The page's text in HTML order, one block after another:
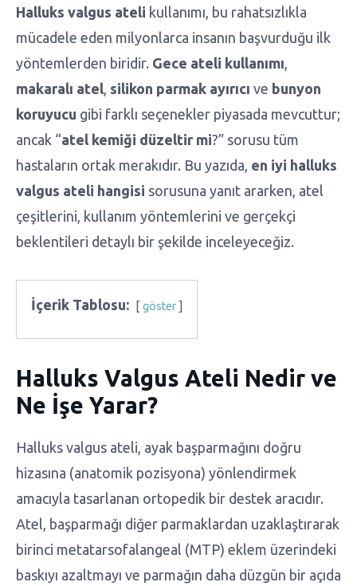
Halluks valgus ateli kullanımı, bu rahatsızlıkla
mücadele eden milyonlarca insanın başvurduğu ilk
yöntemlerden biridir. Gece ateli kullanımı
makaralı atel silikon parmak ayırıcı ve bunyon
koruyucu gibi farklı seçenekler piyasada mevcuttur;
ancak “atel kemiği düzeltir mi?” sorusu tüm
hastaların ortak merakıdır. Bu yazıda, en iyi halluks
valgus ateli hangisi sorusuna yanıt ararken, atel
çeşitlerini, kullanım yöntemlerini ve gerçekçi
beklentileri detaylı bir şekilde inceleyeceğiz.
İçerik Tablosu: göster
Halluks Valgus Ateli Nedir ve
Ne İşe Yarar?
Halluks valgus ateli, ayak başparmağını doğru
hizasına (anatomik pozisyona) yönlendirmek
amacıyla tasarlanan ortopedik bir destek aracıdır.
Atel, başparmağı diğer parmaklardan uzaklaştırarak
birinci metatarsofalangeal (MTP) eklem üzerindeki
baskıyı azaltmayı ve parmağın daha düzgün bir açıda